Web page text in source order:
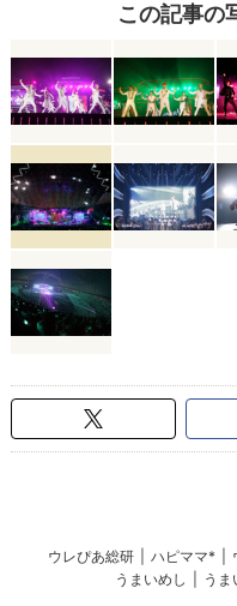
この記事の
ウレぴあ総研 ハピママ*
うまいめし
うま